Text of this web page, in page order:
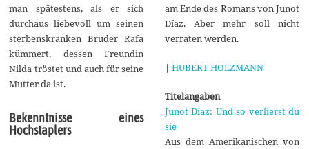
man spätestens, als er sich
durchaus liebevoll um seinen
sterbenskranken Bruder Rafa
kümmert, dessen Freundin
Nilda tröstet und auch für seine
Mutter da ist.
Bekenntnisse eines
Hochstaplers
am Ende des Romans von Junot
Díaz. Aber mehr soll nicht
verraten werden.
| HUBERT HOLZMANN
Titelangaben
Junot Díaz: Und so verlierst du
sie
Aus dem Amerikanischen von